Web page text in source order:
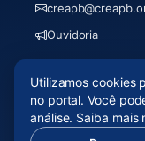
Ouvidoria
© 2026 CREA-PB ·
Acessibilidade
Utilizamos cookies
no portal. Você
análise. Saiba mais